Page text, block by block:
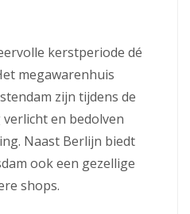
kerstperiode dé
megawarenhuis
zijn tijdens de
en bedolven
Naast Berlijn biedt
ook een gezellige
shops.